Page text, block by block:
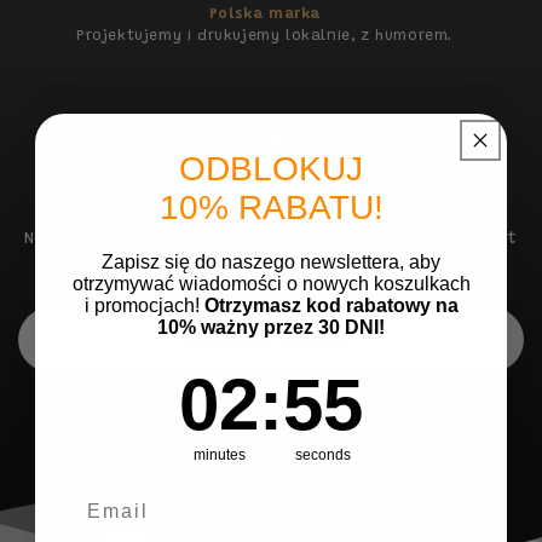
Polska marka
Projektujemy i drukujemy lokalnie, z humorem.
Nie pasuje rozmiar albo nadruk? Masz 14 dni na zwrot
— bez tłumaczenia się.
DODAJ DO KOSZYKA
14 dni na zwrot, bez pytań
Bezpieczne płatności: BLIK, karta, PayPal
ODBLOKUJ
10% RABATU!
Zapisz się do naszego newslettera, aby
otrzymywać wiadomości o nowych koszulkach
i promocjach! Otrzymasz kod rabatowy na
10% ważny przez 30 DNI!
02
minutes
:55
seconds